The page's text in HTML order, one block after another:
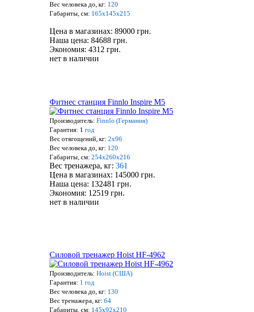
Вес человека до, кг: 120
Габариты, см: 165х145х215
Цена в магазинах: 89000 грн.
Наша цена: 84688 грн.
Экономия: 4312 грн.
нет в наличии
Фитнес станция Finnlo Inspire M5
Производитель: Finnlo (Германия)
Гарантия: 1 год
Вес отягощений, кг: 2х96
Вес человека до, кг: 120
Габариты, см: 254х260х216
Вес тренажера, кг: 361
Цена в магазинах: 145000 грн.
Наша цена: 132481 грн.
Экономия: 12519 грн.
нет в наличии
Силовой тренажер Hoist HF-4962
Производитель: Hoist (США)
Гарантия: 1 год
Вес человека до, кг: 130
Вес тренажера, кг: 64
Габариты, см: 145х92х210